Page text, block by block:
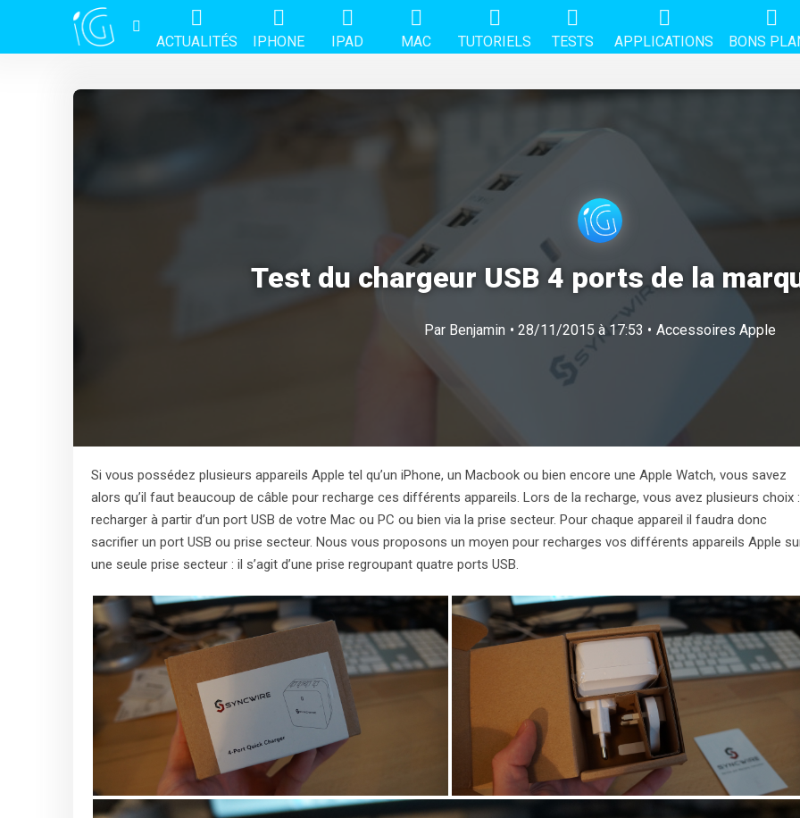
ACTUALITÉS IPHONE IPAD MAC TUTORIELS TESTS APPLICATIONS BONS
Test du chargeur USB 4 ports de la
Par Benjamin • 28/11/2015 à 17:53 • Accessoires Apple
Si vous possédez plusieurs appareils Apple tel qu’un iPhone, un Macbook ou bien encore une Apple Watch, vous savez
alors qu’il faut beaucoup de câble pour recharge ces différents appareils. Lors de la recharge, vous avez plusieurs choix :
recharger à partir d’un port USB de votre Mac ou PC ou bien via la prise secteur. Pour chaque appareil il faudra donc
sacrifier un port USB ou prise secteur. Nous vous proposons un moyen pour recharges vos différents appareils Apple
une seule prise secteur : il s’agit d’une prise regroupant quatre ports USB.